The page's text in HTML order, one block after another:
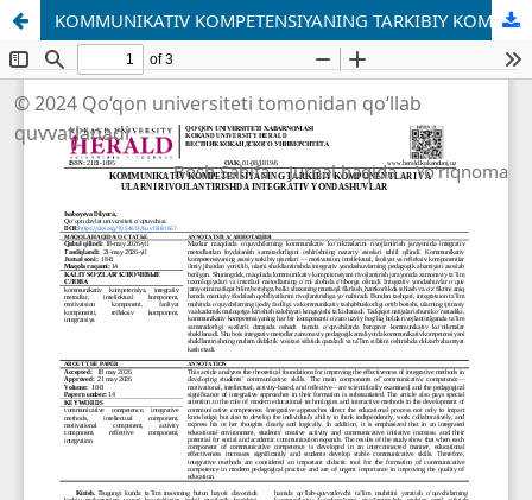
KOMMUNIKATIV KOMPETENSIYANING TARKIBIY KOMPONENTLARI VA ULARNI RIVOJLANTIRISHDA INTEGRATIV YONDASHUVLAR
© 2024 Qo‘qon universiteti tomonidan qo‘llab
quvvatlanadi
Bosh Sahifa Jurnal haqida Yo'riqnoma